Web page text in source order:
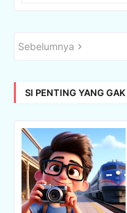
Sebelumnya
SI PENTING YANG